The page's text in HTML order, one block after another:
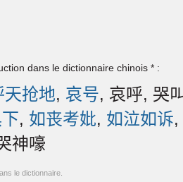
dans le dictionnaire chinois * :
天抢地, 哀号, 哀呼, 哭
, 如丧考妣, 如泣如诉,
神嚎
le dictionnaire.